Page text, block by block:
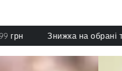
Знижка на обрані